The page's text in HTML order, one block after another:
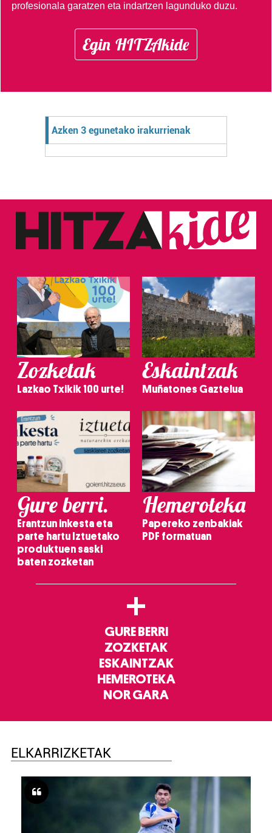
profesionala garatzen eta indartzen lagunduko duzu.
Egin HITZAkide
Azken 3 egunetako irakurrienak
Zozketak
Lazkao Txikik 100 urte!
Eskaintzak
Muñatones Gaztelua
Gure berri.
Erantzun inkesta eta
parte hartu Iztuetako
produktuen saski
baten zozketan
Hemeroteka
Papereko zenbakiak
PDF formatuan
+
GURE BERRI
ZOZKETAK
ESKAINTZAK
HEMEROTEKA
NOR GARA
ELKARRIZKETAK